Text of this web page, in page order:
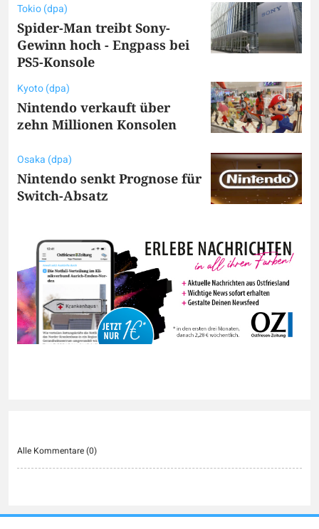
Tokio (dpa)
Spider-Man treibt Sony-
Gewinn hoch - Engpass bei
PS5-Konsole
Kyoto (dpa)
Nintendo verkauft über
zehn Millionen Konsolen
Osaka (dpa)
Nintendo senkt Prognose für
Switch-Absatz
Alle Kommentare (0)